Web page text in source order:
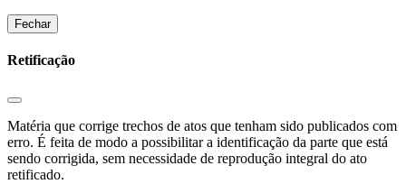
Fechar
Retificação
Matéria que corrige trechos de atos que tenham sido publicados com
erro. É feita de modo a possibilitar a identificação da parte que está
sendo corrigida, sem necessidade de reprodução integral do ato
retificado.